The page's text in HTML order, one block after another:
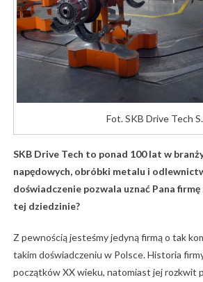
Fot. SKB Drive Tech
SKB Drive Tech to ponad 100 lat w
napędowych, obróbki metalu i
doświadczenie pozwala uznać Pana
tej dziedzinie?
Z pewnością jesteśmy jedyną firmą o tak
takim doświadczeniu w Polsce. Historia
początków XX wieku, natomiast jej rozkwit